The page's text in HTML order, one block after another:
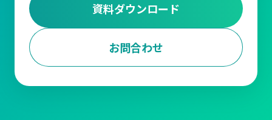
資料ダウンロード
お問合わせ